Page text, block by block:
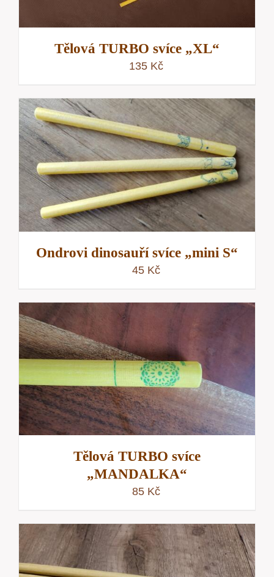
Tělová TURBO svíce „XL“
135 Kč
Ondrovi dinosauří svíce „mini S“
45 Kč
Tělová TURBO svíce
„MANDALKA“
85 Kč